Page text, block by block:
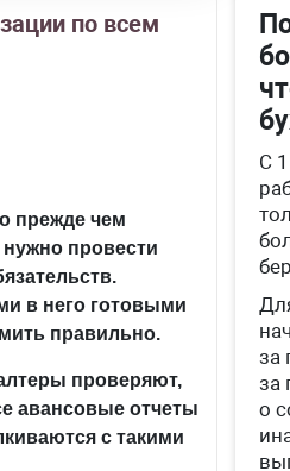
по всем
прежде чем
нужно провести
в него готовыми
правильно.
проверяют,
авансовые отчеты
с такими
С
за
за
о